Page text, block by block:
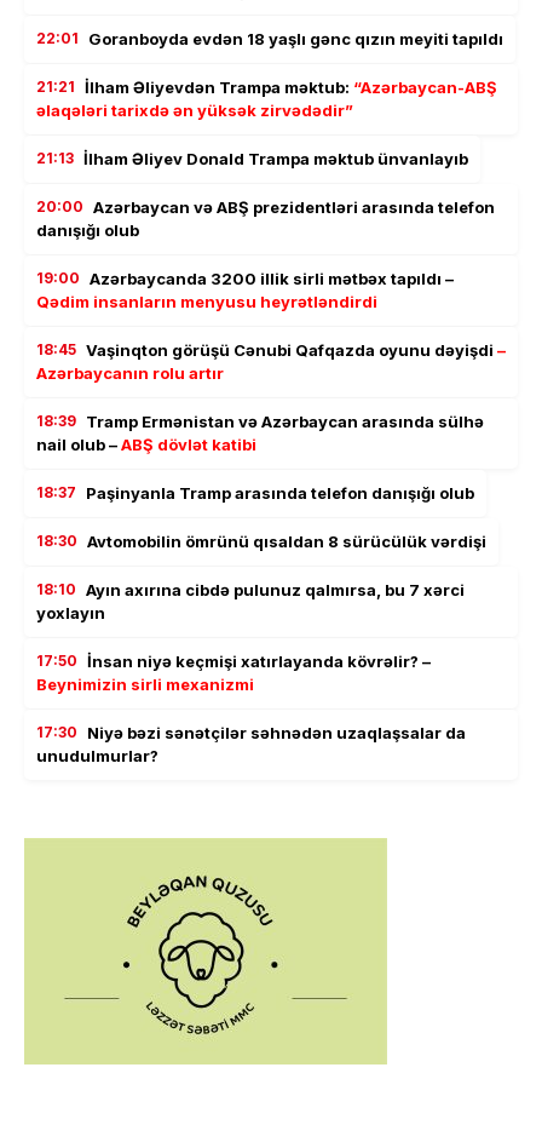
22:01 Goranboyda evdən 18 yaşlı gənc qızın meyiti tapıldı
21:21 İlham Əliyevdən Trampa məktub: “Azərbaycan-ABŞ
əlaqələri tarixdə ən yüksək zirvədədir”
21:13 İlham Əliyev Donald Trampa məktub ünvanlayıb
20:00 Azərbaycan və ABŞ prezidentləri arasında telefon
danışığı olub
19:00 Azərbaycanda 3200 illik sirli mətbəx tapıldı –
Qədim insanların menyusu heyrətləndirdi
18:45 Vaşinqton görüşü Cənubi Qafqazda oyunu dəyişdi –
Azərbaycanın rolu artır
18:39 Tramp Ermənistan və Azərbaycan arasında sülhə
nail olub –ABŞ dövlət katibi
18:37 Paşinyanla Tramp arasında telefon danışığı olub
18:30 Avtomobilin ömrünü qısaldan 8 sürücülük vərdişi
18:10 Ayın axırına cibdə pulunuz qalmırsa, bu 7 xərci
yoxlayın
17:50 İnsan niyə keçmişi xatırlayanda kövrəlir? –
Beynimizin sirli mexanizmi
17:30
Niyə bəzi sənətçilər səhnədən uzaqlaşsalar da
unudulmurlar?